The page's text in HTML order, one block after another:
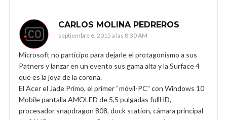
CARLOS MOLINA PEDREROS
septiembre 6, 2015 a las 8:30 AM
Microsoft no participo para dejarle el protagonismo a sus
Patners y lanzar en un evento sus gama alta y la Surface 4
que es la joya de la corona.
El Acer el Jade Primo, el primer “móvil-PC” con Windows 10
Mobile pantalla AMOLED de 5,5 pulgadas fullHD,
procesador snapdragon 808, dock station, cámara principal